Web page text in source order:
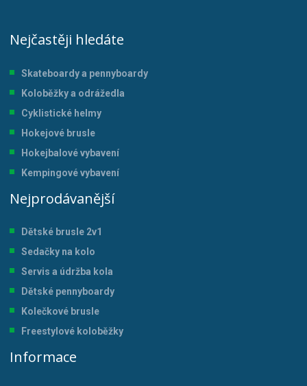
Nejčastěji hledáte
Skateboardy a pennyboardy
Koloběžky a odrážedla
Cyklistické helmy
Hokejové brusle
Hokejbalové vybavení
Kempingové vybavení
Nejprodávanější
Dětské brusle 2v1
Sedačky na kolo
Servis a údržba kola
Dětské pennyboardy
Kolečkové brusle
Freestylové koloběžky
Informace